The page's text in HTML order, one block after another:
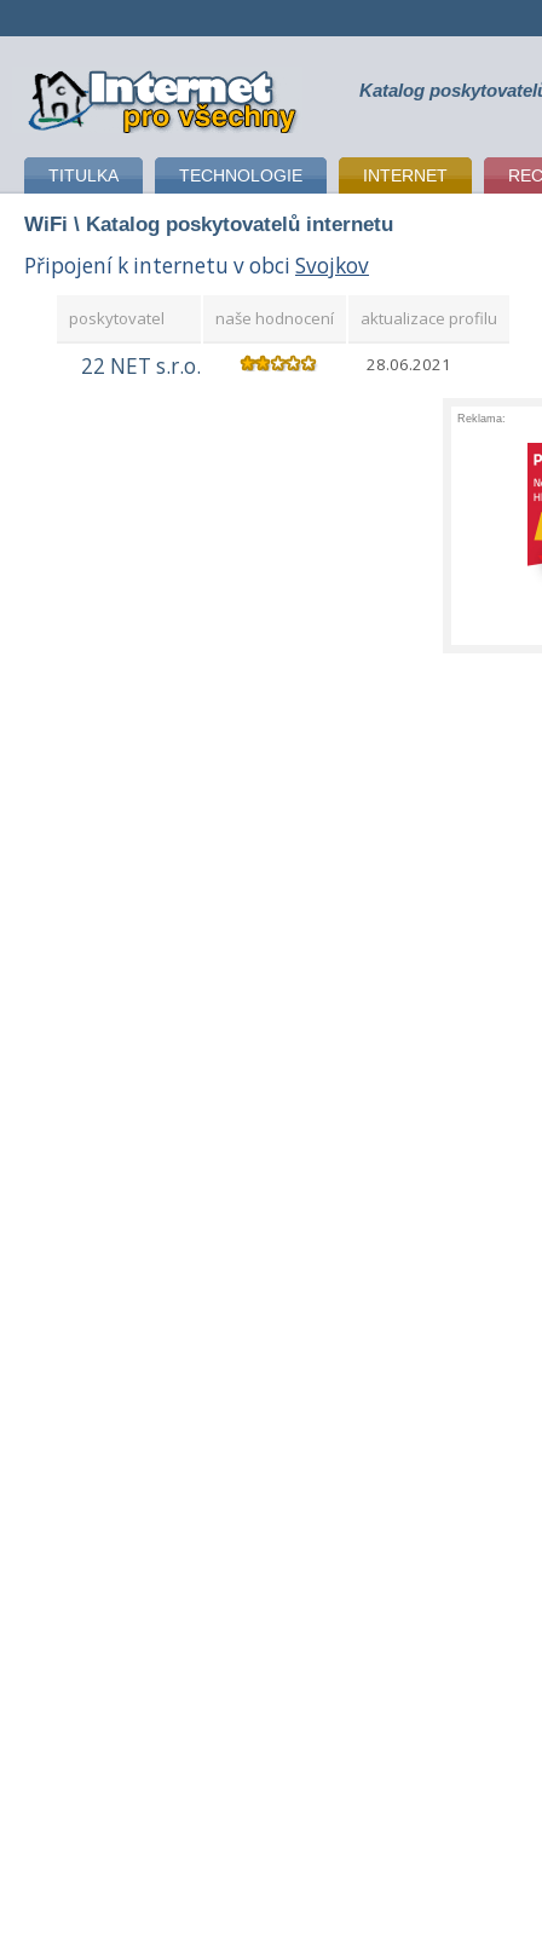
připojení k internetu Katalog
TITULKA TECHNOLOGIE INTERNET
WiFi \ Katalog poskytovatelů internetu
Připojení k internetu v obci Svojkov
poskytovatel naše hodnocení aktualizace profilu
22 NET s.r.o. 28.06.2021
Reklama: